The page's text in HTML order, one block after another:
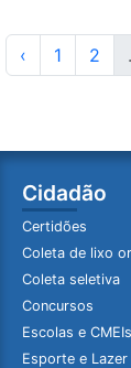
‹ 1 2
Cidadão
Certidões
Coleta de lixo
Coleta seletiva
Concursos
Escolas e CMEIs
Esporte e Lazer